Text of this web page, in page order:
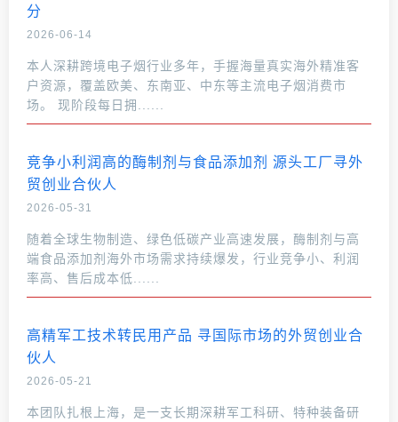
分
2026-06-14
本人深耕跨境电子烟行业多年，手握海量真实海外精准客
户资源，覆盖欧美、东南亚、中东等主流电子烟消费市
场。 现阶段每日拥......
竞争小利润高的酶制剂与食品添加剂 源头工厂寻外
贸创业合伙人
2026-05-31
随着全球生物制造、绿色低碳产业高速发展，酶制剂与高
端食品添加剂海外市场需求持续爆发，行业竞争小、利润
率高、售后成本低......
高精军工技术转民用产品 寻国际市场的外贸创业合
伙人
2026-05-21
本团队扎根上海，是一支长期深耕军工科研、特种装备研